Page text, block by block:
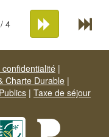
4
|
Charte Durable |
| Taxe de séjour